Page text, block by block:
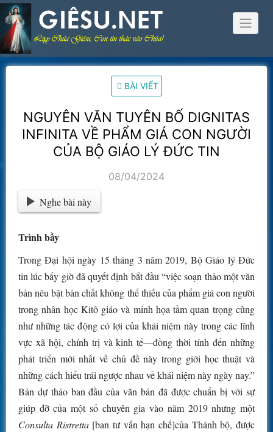
Skip
to
content
BÀI VIẾT
NGUYÊN VĂN TUYÊN BỐ DIGNITAS
INFINITA VỀ PHẨM GIÁ CON NGƯỜI
CỦA BỘ GIÁO LÝ ĐỨC TIN
08/04/2024
Nghe bài này
Trình bầy
Trong Đại hội ngày 15 tháng 3 năm 2019, Bộ Giáo lý Đức
tin lúc bấy giờ đã quyết định bắt đầu “việc soạn thảo một văn
bản nêu bật bản chất không thể thiếu của phẩm giá con người
trong nhân học Kitô giáo và minh họa tầm quan trọng cũng
như những tác động có lợi của khái niệm này trong các lĩnh
vực xã hội, chính trị và kinh tế—đồng thời tính đến những
phát triển mới nhất về chủ đề này trong giới học thuật và
những cách hiểu trái ngược nhau về khái niệm này ngày nay.”
Bản dự thảo ban đầu của văn bản đã được chuẩn bị với sự
giúp đỡ của một số chuyên gia vào năm 2019 nhưng một
Consulta Ristretta [ban tư vấn hạn chế]của Thánh bộ, được